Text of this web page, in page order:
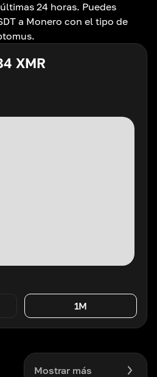
24 horas. Puedes
a Monero con el tipo de
XMR
1M
Mostrar más